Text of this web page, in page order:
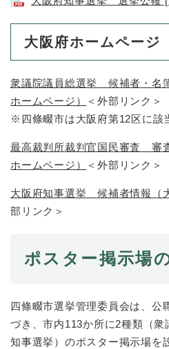
大阪府ホームページ
衆議院議員総選挙 候補者・名
ホームページ）
＜外部リンク＞
※四條畷市は大阪府第12区に該
最高裁判所裁判官国民審査 審
ホームページ）
＜外部リンク＞
大阪府知事選挙 候補者情報（
部リンク＞
ポスター掲示場
四條畷市選挙管理委員会は、公
づき、市内113か所に2種類（
知事選挙）のポスター掲示場を